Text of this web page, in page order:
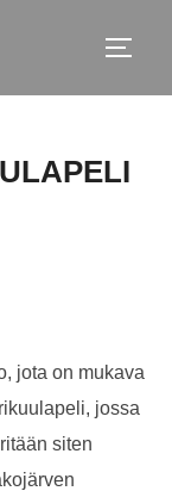
jota on mukava
jossa
siten